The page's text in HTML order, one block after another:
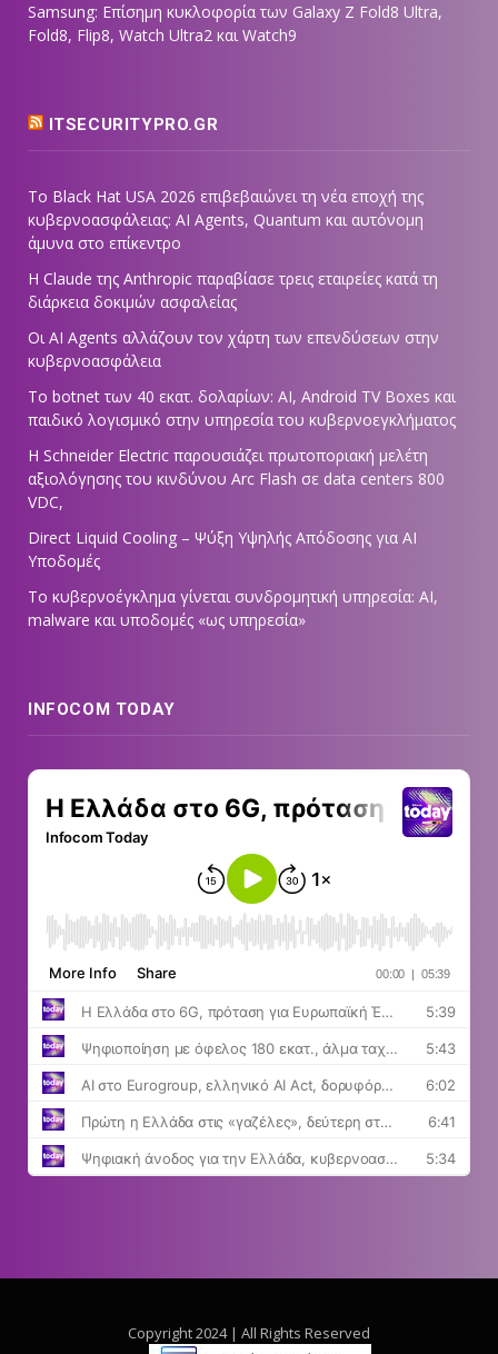
Samsung: Επίσημη κυκλοφορία των Galaxy Z Fold8 Ultra,
Fold8, Flip8, Watch Ultra2 και Watch9
ITSECURITYPRO.GR
Το Black Hat USA 2026 επιβεβαιώνει τη νέα εποχή της
κυβερνοασφάλειας: AI Agents, Quantum και αυτόνομη
άμυνα στο επίκεντρο
Η Claude της Anthropic παραβίασε τρεις εταιρείες κατά τη
διάρκεια δοκιμών ασφαλείας
Οι AI Agents αλλάζουν τον χάρτη των επενδύσεων στην
κυβερνοασφάλεια
Το botnet των 40 εκατ. δολαρίων: AI, Android TV Boxes και
παιδικό λογισμικό στην υπηρεσία του κυβερνοεγκλήματος
Η Schneider Electric παρουσιάζει πρωτοποριακή μελέτη
αξιολόγησης του κινδύνου Arc Flash σε data centers 800
VDC,
Direct Liquid Cooling – Ψύξη Υψηλής Απόδοσης για AI
Υποδομές
Το κυβερνοέγκλημα γίνεται συνδρομητική υπηρεσία: AI,
malware και υποδομές «ως υπηρεσία»
INFOCOM TODAY
Copyright 2024 | All Rights Reserved